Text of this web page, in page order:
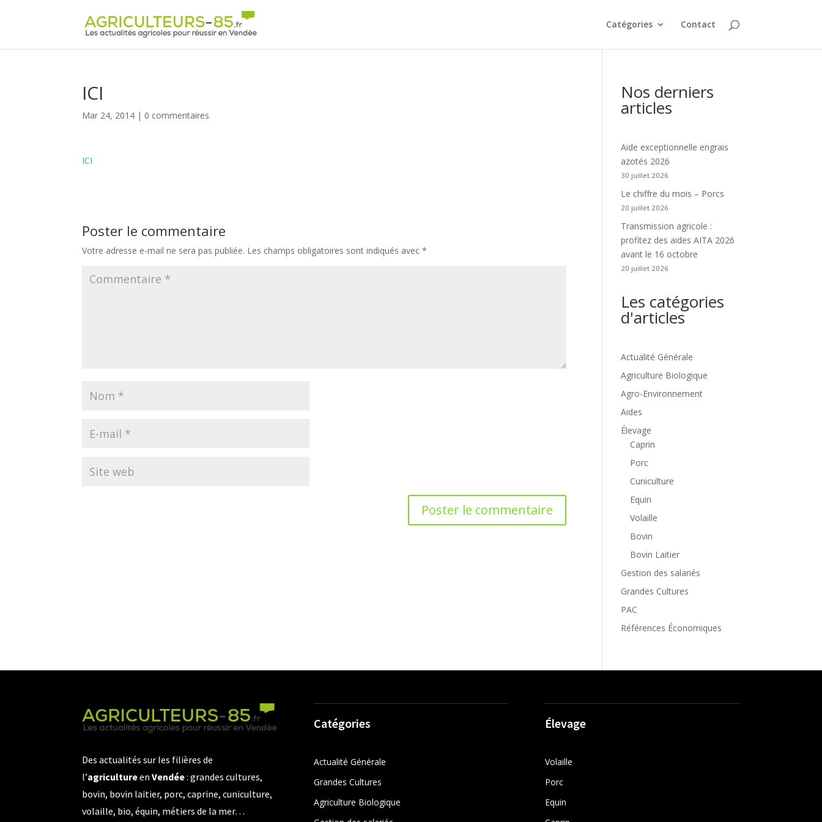
Catégories Contact
ICI
Mar 24, 2014 | 0 commentaires
ICI
Poster le commentaire
Votre adresse e-mail ne sera pas publiée. Les champs obligatoires sont indiqués avec*
Nos derniers
articles
Aide exceptionnelle engrais
azotés 2026
30 juillet 2026
Le chiffre du mois – Porcs
20 juillet 2026
Transmission agricole :
profitez des aides AITA 2026
avant le 16 octobre
20 juillet 2026
Les catégories
d'articles
Actualité Générale
Agriculture Biologique
Agro-Environnement
Aides
Élevage
Caprin
Porc
Cuniculture
Equin
Volaille
Bovin
Bovin Laitier
Gestion des salariés
Grandes Cultures
PAC
Références Économiques
Des actualités sur les filières de
l’agricultureenVendée: grandes cultures,
bovin, bovin laitier, porc, caprine, cuniculture,
volaille, bio, équin, métiers de la mer…
Catégories
Actualité Générale
Grandes Cultures
Agriculture Biologique
Élevage
Volaille
Porc
Equin